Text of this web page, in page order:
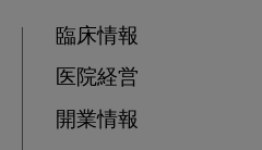
臨床情報
医院経営
開業情報